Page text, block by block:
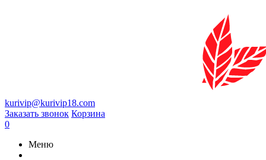
kurivip@kurivip18.com
Заказать звонок Корзина
0
Меню